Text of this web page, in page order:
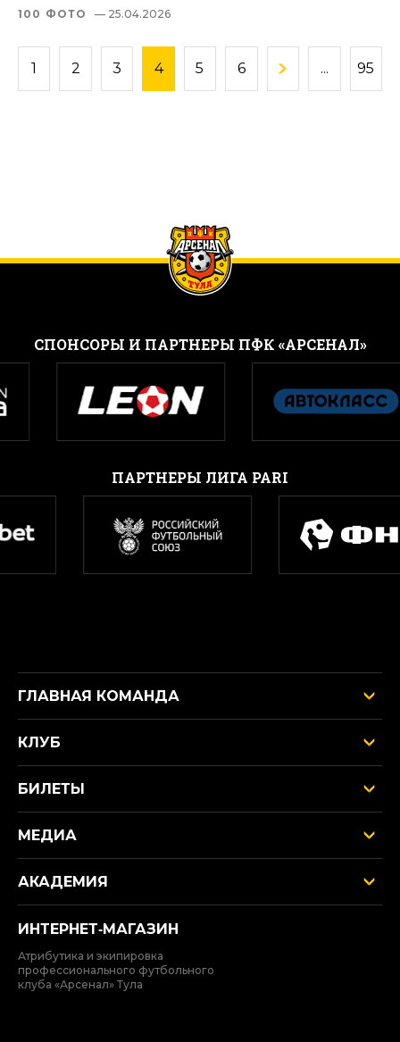
100 ФОТО — 25.04.2026
1 2 3 4 5 6 ... 95
CПОНСОРЫ И ПАРТНЕРЫ ПФК «АРСЕНАЛ»
ПАРТНЕРЫ ЛИГА PARI
ГЛАВНАЯ КОМАНДА
КЛУБ
БИЛЕТЫ
МЕДИА
АКАДЕМИЯ
ИНТЕРНЕТ‑МАГАЗИН
Атрибутика и экипировка
профессионального футбольного
клуба «Арсенал» Тула